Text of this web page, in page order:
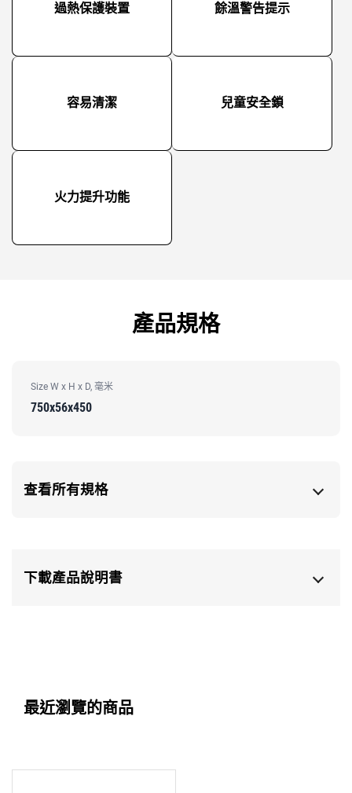
過熱保護裝置 餘溫警告提示
容易清潔 兒童安全鎖
火力提升功能
產品規格
Size W x H x D, 毫米
750x56x450
查看所有規格
下載產品說明書
最近瀏覽的商品